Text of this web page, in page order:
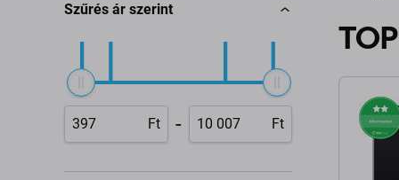
Szűrés ár szerint
Ft - Ft